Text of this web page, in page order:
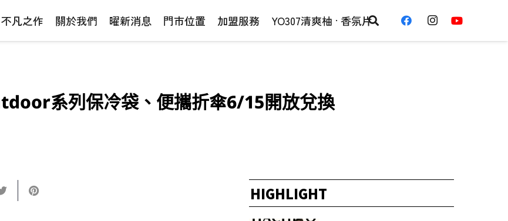
不凡之作 關於我們 曜新消息 門市位置 加盟服務 YO307清爽柚 · 香氛片
系列保冷袋、便攜折傘6/15開放兌換
HIGHLIGHT